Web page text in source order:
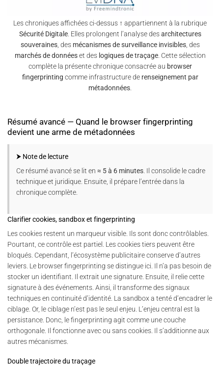
Les chroniques affichées ci-dessus ↑ appartiennent à la rubrique
Sécurité Digitale. Elles prolongent l’analyse desarchitectures
souveraines, des mécanismes de surveillance invisibles, des
marchés de donnéeset des logiques de traçage. Cette sélection
complète la présente chronique consacrée au browser
fingerprinting comme infrastructure de renseignement par
métadonnées
Résumé avancé — Quand le browser fingerprinting
devient une arme de métadonnées
⮞ Note de lecture
Ce résumé avancé se lit en≈ 5 à 6 minutes. Il consolide le cadre
technique et juridique. Ensuite, il prépare l’entrée dans la
chronique complète.
Clarifier cookies, sandbox et fingerprinting
Les cookies restent un marqueur visible. Ils sont donc contrôlables.
Pourtant, ce contrôle est partiel. Les cookies tiers peuvent être
bloqués. Cependant, l’écosystème publicitaire conserve d’autres
leviers. Le browser fingerprinting se distingue ici. Il n’a pas besoin de
stocker un identifiant. Il extrait une signature. Ensuite, il relie cette
signature à des événements. Ainsi, il transforme des signaux
techniques en continuité d’identité. La sandbox a tenté d’encadrer le
ciblage. Or, le ciblage n’est pas le seul enjeu. L’enjeu central est la
persistance. Donc, le fingerprinting agit comme une couche
orthogonale. Il fonctionne avec ou sans cookies. Il s’additionne aux
autres mécanismes.
Double trajectoire du traçage